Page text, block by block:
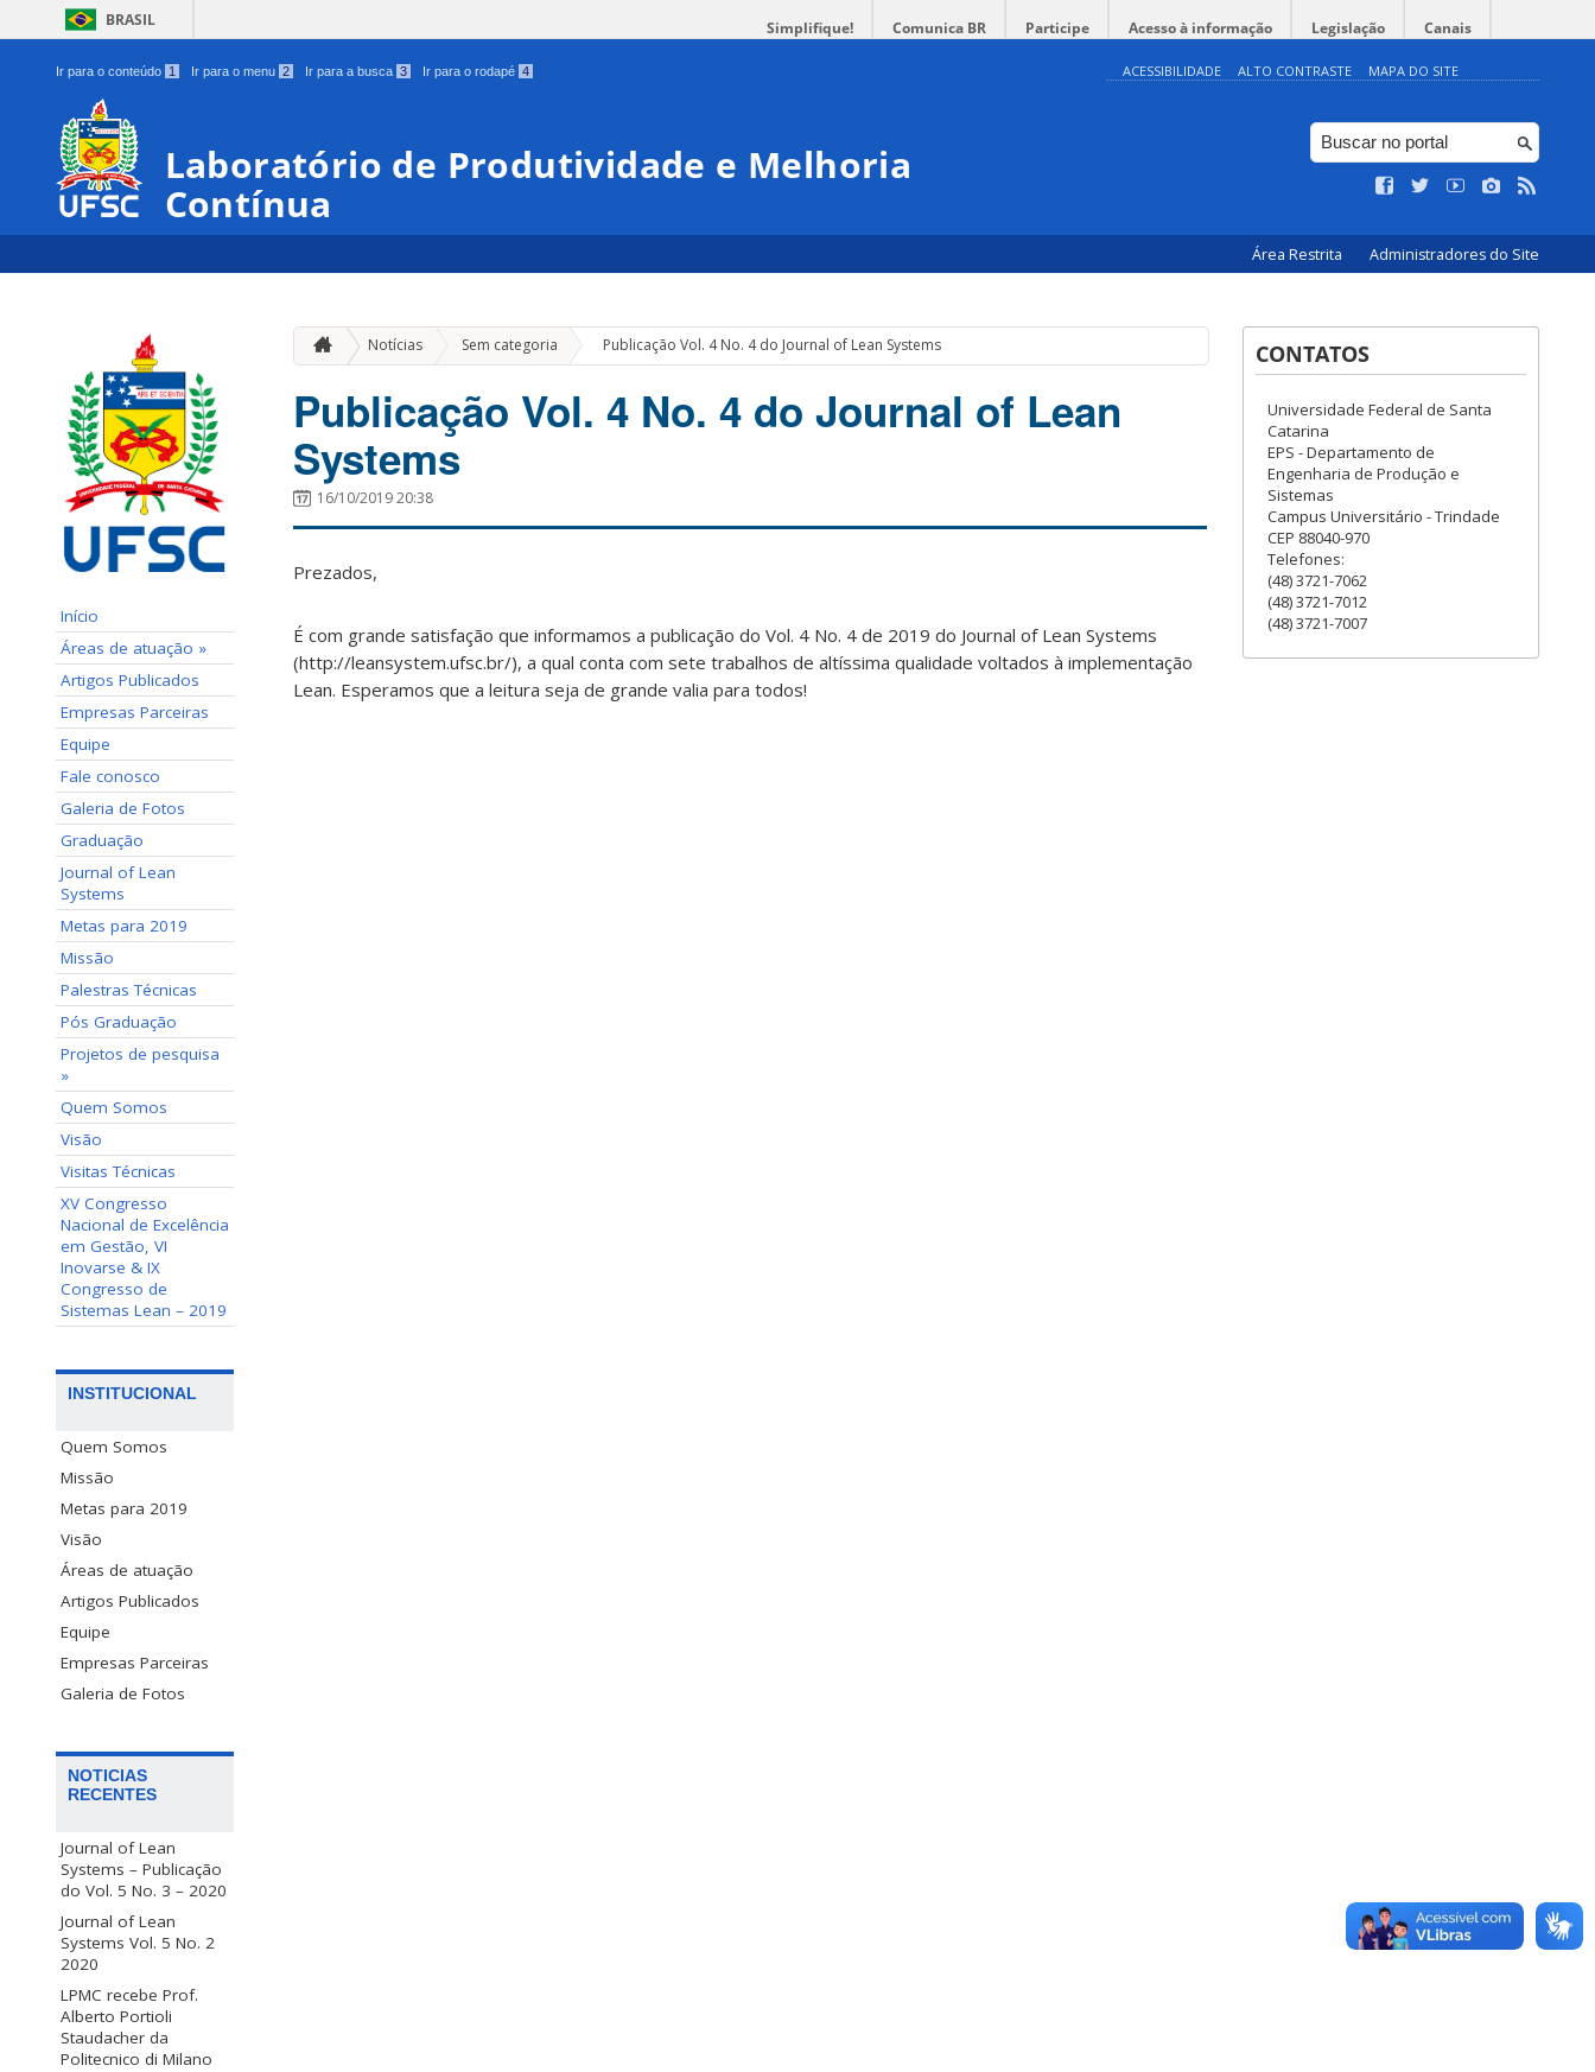
BRASIL Simplifique! Comunica BR Participe Acesso à informação Legislação Canais
Ir para o conteúdo 1 Ir para o menu 2 Ir para a busca 3 Ir para o rodapé 4 ACESSIBILIDADE ALTO CONTRASTE MAPA DO SITE
Laboratório de Produtividade e Melhoria
Contínua
Área Restrita Administradores do Site
Início
Áreas de atuação »
Artigos Publicados
Empresas Parceiras
Equipe
Fale conosco
Galeria de Fotos
Graduação
Journal of Lean
Systems
Metas para 2019
Missão
Palestras Técnicas
Pós Graduação
Projetos de pesquisa
»
Quem Somos
Visão
Visitas Técnicas
XV Congresso
Nacional de Excelência
em Gestão, VI
Inovarse & IX
Congresso de
Sistemas Lean – 2019
INSTITUCIONAL
Quem Somos
Missão
Metas para 2019
Visão
Áreas de atuação
Artigos Publicados
Equipe
Empresas Parceiras
Galeria de Fotos
NOTICIAS
RECENTES
Journal of Lean
Systems – Publicação
do Vol. 5 No. 3 – 2020
Journal of Lean
Systems Vol. 5 No. 2
2020
LPMC recebe Prof.
Alberto Portioli
Staudacher da
Politecnico di Milano
Notícias Sem categoria » Publicação Vol. 4 No. 4 do Journal of Lean Systems
Publicação Vol. 4 No. 4 do Journal of Lean
Systems
16/10/2019 20:38
Prezados,
É com grande satisfação que informamos a publicação do Vol. 4 No. 4 de 2019 do Journal of Lean Systems
(http://leansystem.ufsc.br/), a qual conta com sete trabalhos de altíssima qualidade voltados à implementação
Lean. Esperamos que a leitura seja de grande valia para todos!
CONTATOS
Universidade Federal de Santa
Catarina
EPS - Departamento de
Engenharia de Produção e
Sistemas
Campus Universitário - Trindade
CEP 88040-970
Telefones:
(48) 3721-7062
(48) 3721-7012
(48) 3721-7007